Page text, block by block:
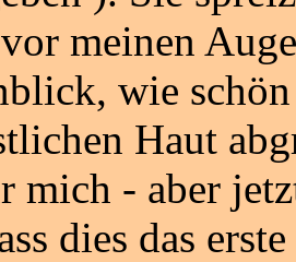
meinen
wie
Haut
mich - aber
dies das